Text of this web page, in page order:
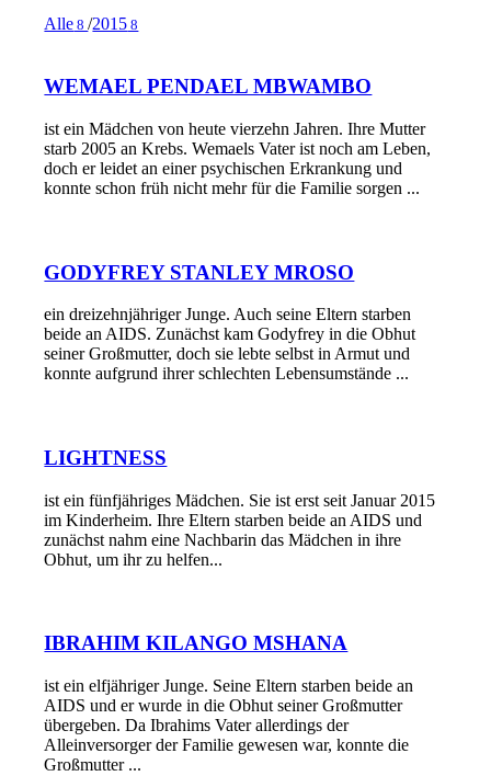
Alle 8/2015 8
WEMAEL PENDAEL MBWAMBO
ist ein Mädchen von heute vierzehn Jahren. Ihre Mutter
starb 2005 an Krebs. Wemaels Vater ist noch am Leben,
doch er leidet an einer psychischen Erkrankung und
konnte schon früh nicht mehr für die Familie sorgen ...
GODYFREY STANLEY MROSO
ein dreizehnjähriger Junge. Auch seine Eltern starben
beide an AIDS. Zunächst kam Godyfrey in die Obhut
seiner Großmutter, doch sie lebte selbst in Armut und
konnte aufgrund ihrer schlechten Lebensumstände ...
LIGHTNESS
ist ein fünfjähriges Mädchen. Sie ist erst seit Januar 2015
im Kinderheim. Ihre Eltern starben beide an AIDS und
zunächst nahm eine Nachbarin das Mädchen in ihre
Obhut, um ihr zu helfen...
IBRAHIM KILANGO MSHANA
ist ein elfjähriger Junge. Seine Eltern starben beide an
AIDS und er wurde in die Obhut seiner Großmutter
übergeben. Da Ibrahims Vater allerdings der
Alleinversorger der Familie gewesen war, konnte die
Großmutter ...